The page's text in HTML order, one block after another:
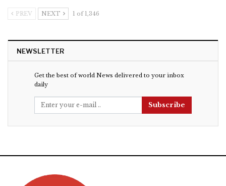
PREV NEXT 1 of 1,346
NEWSLETTER
Get the best of world News delivered to your inbox
daily
Subscribe